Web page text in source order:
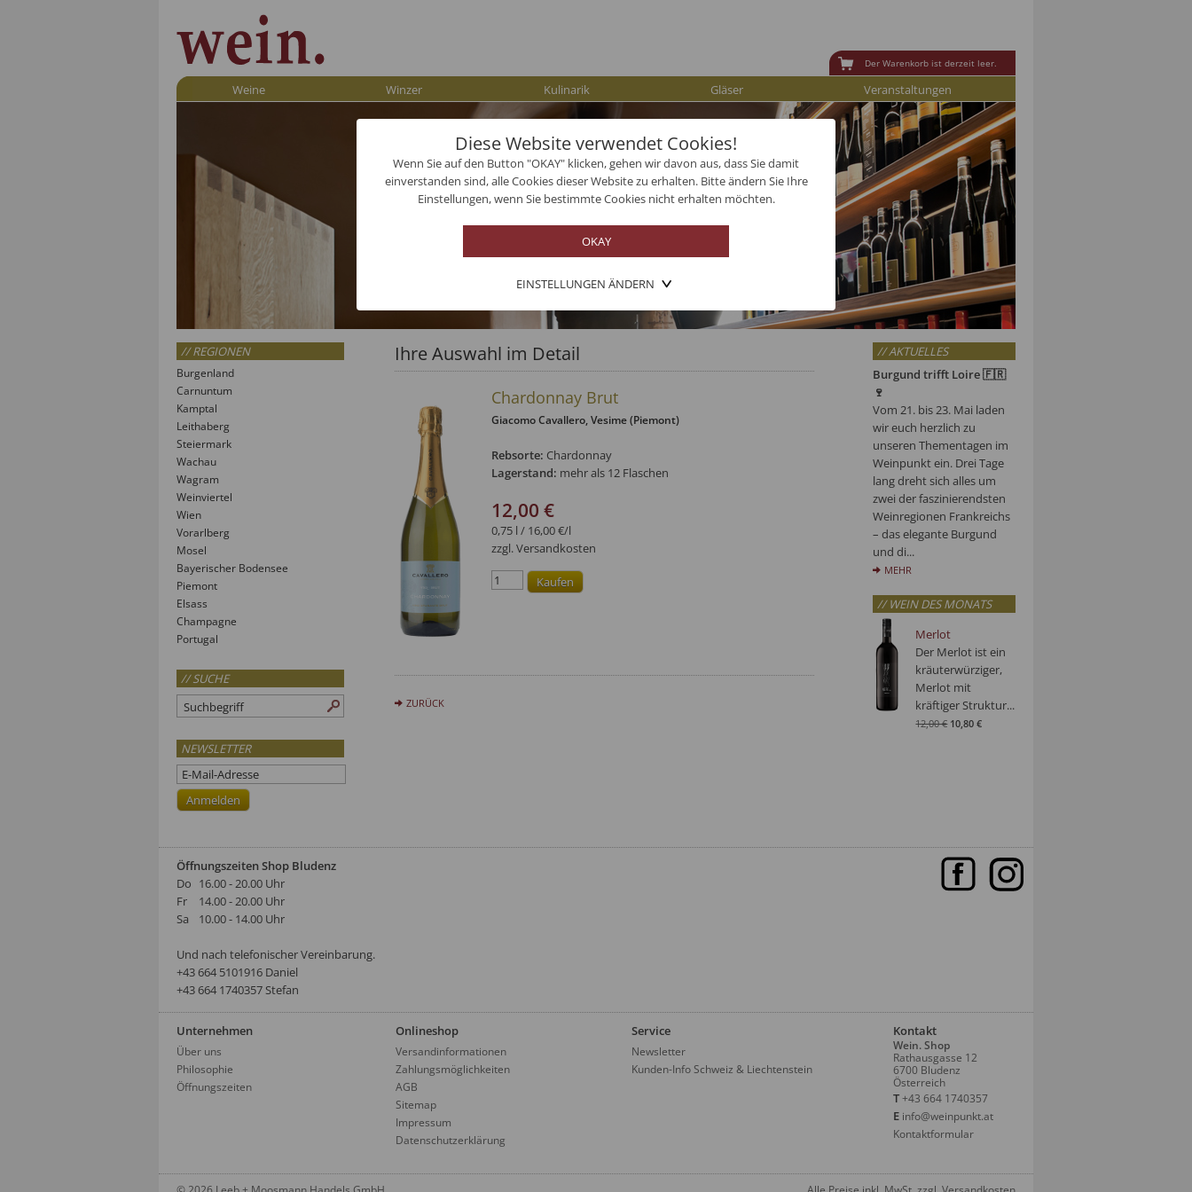
Diese Website verwendet Cookies!
Wenn Sie auf den Button "OKAY" klicken, gehen wir davon aus, dass Sie damit
einverstanden sind, alle Cookies dieser Website zu erhalten. Bitte ändern Sie Ihre
Einstellungen, wenn Sie bestimmte Cookies nicht erhalten möchten.
EINSTELLUNGEN ÄNDERN
Der Warenkorb ist derzeit leer.
Weine Winzer Kulinarik Gläser Veranstaltungen
// REGIONEN
Burgenland
Carnuntum
Kamptal
Leithaberg
Steiermark
Wachau
Wagram
Weinviertel
Wien
Vorarlberg
Mosel
Bayerischer Bodensee
Piemont
Elsass
Champagne
Portugal
// SUCHE
NEWSLETTER
Ihre Auswahl im Detail
Chardonnay Brut
Giacomo Cavallero, Vesime (Piemont)
Rebsorte: Chardonnay
Lagerstand: mehr als 12 Flaschen
12,00 €
0,75 l / 16,00 €/l
zzgl. Versandkosten
ZURÜCK
// AKTUELLES
Burgund trifft Loire 🇫🇷
🍷
Vom 21. bis 23. Mai laden
wir euch herzlich zu
unseren Thementagen im
Weinpunkt ein. Drei Tage
lang dreht sich alles um
zwei der faszinierendsten
Weinregionen Frankreichs
– das elegante Burgund
und di...
MEHR
// WEIN DES MONATS
Merlot
Der Merlot ist ein
kräuterwürziger,
Merlot mit
kräftiger Struktur...
12,00 € 10,80 €
Öffnungszeiten Shop Bludenz
Do
Fr
Sa
16.00 - 20.00 Uhr
14.00 - 20.00 Uhr
10.00 - 14.00 Uhr
Und nach telefonischer Vereinbarung.
‭+43 664 5101916‬ Daniel
+43 664 1740357 Stefan
Unternehmen
Über uns
Philosophie
Öffnungszeiten
Onlineshop
Versandinformationen
Zahlungsmöglichkeiten
AGB
Sitemap
Impressum
Datenschutzerklärung
Service
Newsletter
Kunden-Info Schweiz & Liechtenstein
Kontakt
Wein. Shop
Rathausgasse 12
6700 Bludenz
Österreich
T+43 664 1740357
E info@weinpunkt.at
Kontaktformular